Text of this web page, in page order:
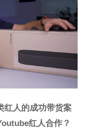
红人的成功带货案
红人合作？